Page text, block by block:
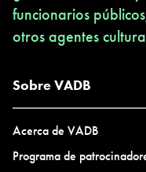
funcionarios
otros agentes
Sobre VADB
Acerca de VADB
Programa de